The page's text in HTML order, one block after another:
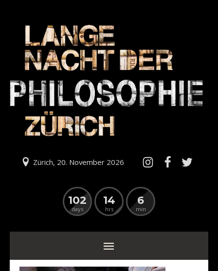
Zürich, 20. November 2026
102
days
14
hrs
6
min